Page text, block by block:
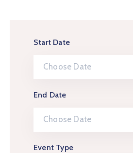
Start Date
End Date
Event Type